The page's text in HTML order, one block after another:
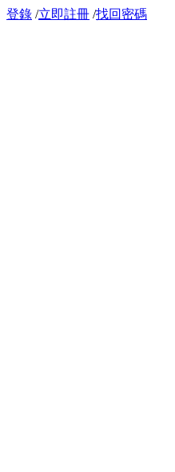
登錄 /立即註冊 /找回密碼